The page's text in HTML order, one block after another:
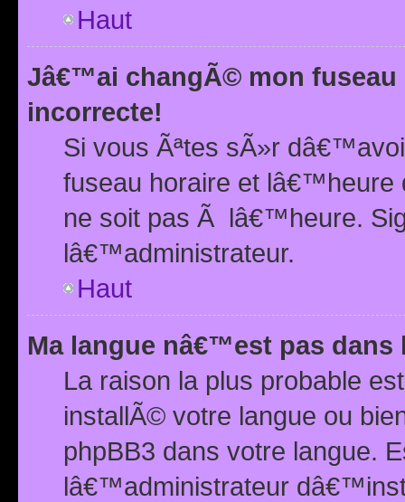
Haut
Jâ€™ai changÃ© mon
incorrecte!
Si vous Ãªtes sÃ»r
fuseau horaire et
ne soit pas Ã lâ€™heure.
lâ€™administrateur.
Haut
Ma langue nâ€™est pas dans
La raison la plus probable
installÃ© votre langue ou
phpBB3 dans votre langue.
lâ€™administrateur